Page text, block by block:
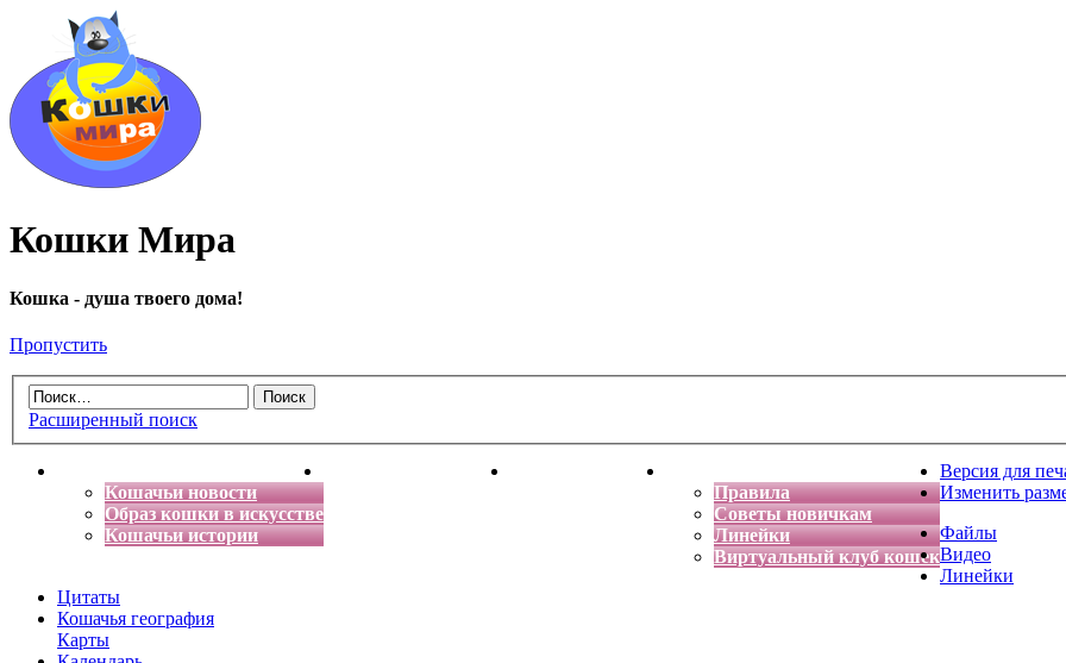
Кошки Мира
Кошка - душа твоего дома!
Пропустить
Расширенный поиск
Кошачьи новости
Образ кошки в искусстве
Кошачьи истории
Энциклопедия кошек Детская фантазия
Правила
Советы новичкам
Линейки
Виртуальный клуб кошек
Версия для
Изменить
Файлы
Видео
Линейки
Цитаты
Кошачья география
Карты